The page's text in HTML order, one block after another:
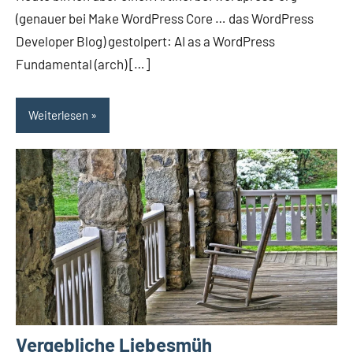
(genauer bei Make WordPress Core … das WordPress
Developer Blog) gestolpert: AI as a WordPress
Fundamental (arch) […]
Weiterlesen
Vergebliche Liebesmüh